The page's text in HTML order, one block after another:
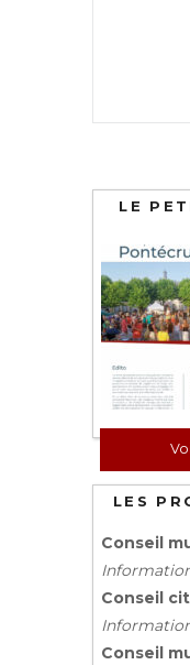
LE
LES
Conseil
Conseil
Conseil